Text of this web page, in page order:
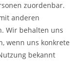
zuordenbar.
anderen
Wir behalten uns
wenn uns konkrete
bekannt